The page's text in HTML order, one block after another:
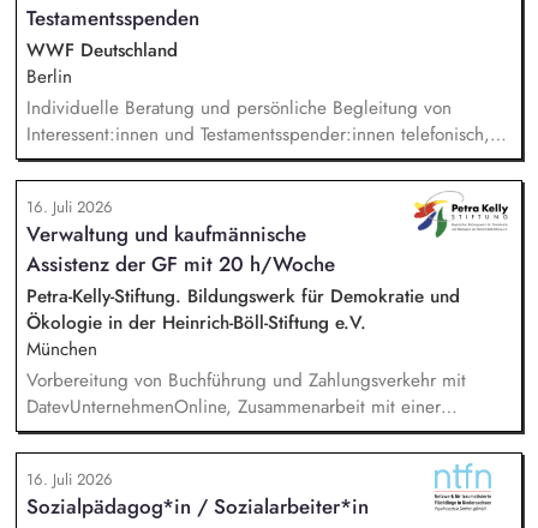
übersetzen wissenschaftliche Erkenntnisse in
alltagsangebundene Handlungsansätze entlang unserer
Stiftungsprogrammatik.
Testamentsspenden
WWF Deutschland
Berlin
Individuelle Beratung und persönliche Begleitung von
Interessent:innen und Testamentsspender:innen telefonisch,
per E-Mail sowie bei persönlichen Gesprächen. Strategische
Weiterentwicklung des Erbschaftsfundraisings und der Donor
Journeys – von der Lead-Akquise über Stewardship bis hin
zur individuellen Förder:innen-Kommunikation. Systematische
Planung, Steuerung und Umsetzung von Werbemaßnahmen,
Nachlass-Mailings oder Telefonie-Aktionen sowie die
Durchführung von analogen und digitalen Veranstaltungen.
16. Juli 2026
Verwaltung und kaufmännische
Assistenz der GF mit 20 h/Woche
Petra-Kelly-Stiftung. Bildungswerk für Demokratie und
Ökologie in der Heinrich-Böll-Stiftung e.V.
München
Vorbereitung von Buchführung und Zahlungsverkehr mit
DatevUnternehmenOnline, Zusammenarbeit mit einer
Steuerkanzlei, Zuarbeit Wirtschaftsprüfung bei der Erstellung
des Verwendungsnachweises und des Jahresabschlusses,
Unterstützung in der Projektadministration und -abrechnung,
Administrative Beratung von Kooperationspartner*innen,
16. Juli 2026
Sozialpädagog*in / Sozialarbeiter*in